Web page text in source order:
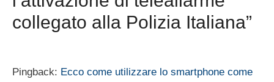
collegato alla Polizia Italiana”
Pingback: Ecco come utilizzare lo smartphone come